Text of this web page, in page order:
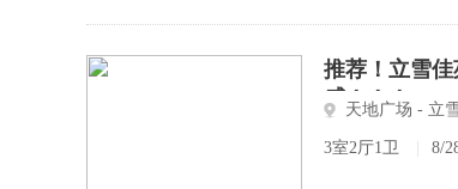
推荐！立雪
感！！！
天地广场 - 立
3室2厅1卫 8/